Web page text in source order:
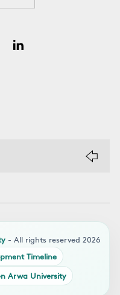
- All rights reserved 2026
Timeline
Arwa University